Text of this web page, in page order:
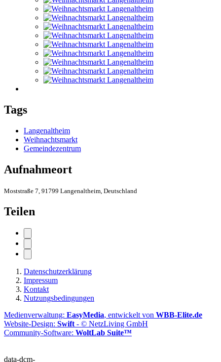
Tags
Langenaltheim
Weihnachtsmarkt
Gemeindezentrum
Aufnahmeort
Moststraße 7, 91799 Langenaltheim, Deutschland
Teilen
Datenschutzerklärung
Impressum
Kontakt
Nutzungsbedingungen
Medienverwaltung: EasyMedia, entwickelt von WBB-Elite.de
Website-Design: Swift - © NetzLiving GmbH
Community-Software: WoltLab Suite™
data-dcm-